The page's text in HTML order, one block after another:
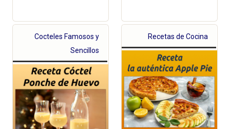
Cocteles Famosos y
Sencillos
Recetas de Cocina